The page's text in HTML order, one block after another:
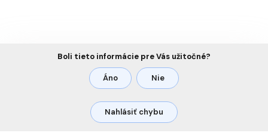
Boli tieto informácie pre Vás užitočné?
Áno Nie
Nahlásiť chybu